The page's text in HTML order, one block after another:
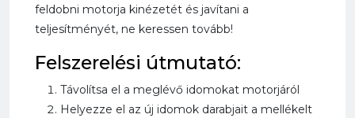
feldobni motorja kinézetét és javítani a
teljesítményét, ne keressen tovább!
Felszerelési útmutató:
Távolítsa el a meglévő idomokat motorjáról
Helyezze el az új idomok darabjait a mellékelt